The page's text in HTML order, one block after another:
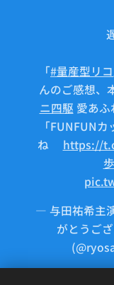
「#量産型リコ
んのご感想、
ニ四駆 愛あふ
「FUNFUN
ね🏁 https://
歩
— 与田祐希主
がとうご